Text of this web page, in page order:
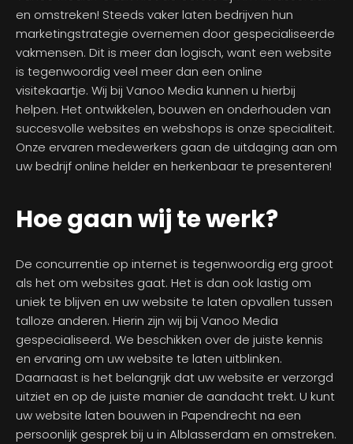
en omstreken! Steeds vaker laten bedrijven hun
marketingstrategie overnemen door gespecialiseerde
vakmensen. Dit is meer dan logisch, want een website
is tegenwoordig veel meer dan een online
visitekaartje. Wij bij Vanoo Media kunnen u hierbij
helpen. Het ontwikkelen, bouwen en onderhouden van
succesvolle websites en webshops is onze specialiteit.
Onze ervaren medewerkers gaan de uitdaging aan om
uw bedrijf online helder en herkenbaar te presenteren!
Hoe gaan wij te werk?
De concurrentie op internet is tegenwoordig erg groot
als het om websites gaat. Het is dan ook lastig om
uniek te blijven en uw website te laten opvallen tussen
talloze anderen. Hierin zijn wij bij Vanoo Media
gespecialiseerd. We beschikken over de juiste kennis
en ervaring om uw website te laten uitblinken.
Daarnaast is het belangrijk dat uw website er verzorgd
uitziet en op de juiste manier de aandacht trekt. U kunt
uw website laten bouwen in Papendrecht na een
persoonlijk gesprek bij u in Alblasserdam en omstreken.